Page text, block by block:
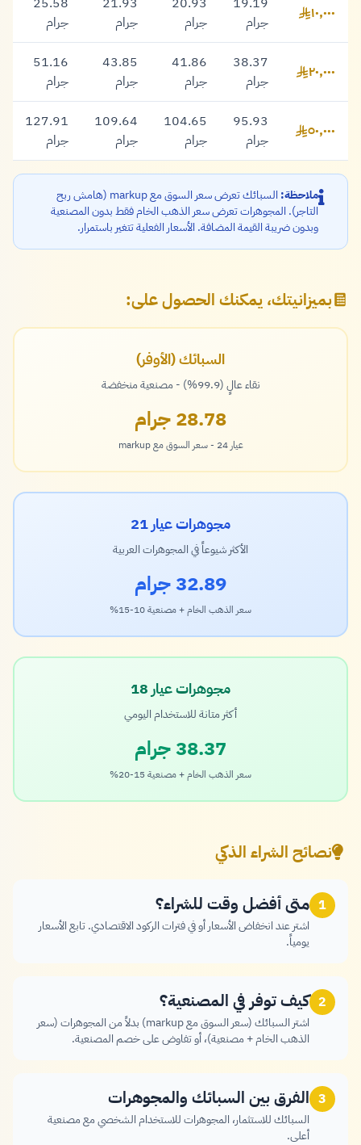
١٠,٠٠٠ ريال
١٠,٠٠٠
جرام
جرام
جرام
جرام
٢٠,٠٠٠ ريال
٢٠,٠٠٠
38.37
جرام
41.86
جرام
43.85
جرام
51.16
جرام
٥٠,٠٠٠ ريال
٥٠,٠٠٠
95.93
جرام
104.65
جرام
109.64
جرام
127.91
جرام
ملاحظة:
السبائك تعرض سعر السوق مع markup (هامش ربح
التاجر). المجوهرات تعرض سعر الذهب الخام فقط بدون المصنعية
وبدون ضريبة القيمة المضافة. الأسعار الفعلية تتغير باستمرار.
بميزانيتك، يمكنك الحصول على:
السبائك (الأوفر)
نقاء عالٍ (99.9%) - مصنعية منخفضة
28.78 جرام
عيار 24 - سعر السوق مع markup
مجوهرات عيار 21
الأكثر شيوعاً في المجوهرات العربية
32.89 جرام
سعر الذهب الخام + مصنعية 10-15%
مجوهرات عيار 18
أكثر متانة للاستخدام اليومي
38.37 جرام
سعر الذهب الخام + مصنعية 15-20%
نصائح الشراء الذكي
1 متى أفضل وقت للشراء؟
اشتر عند انخفاض الأسعار أو في فترات الركود الاقتصادي. تابع الأسعار
يومياً.
2 كيف توفر في المصنعية؟
اشتر السبائك (سعر السوق مع markup) بدلاً من المجوهرات (سعر
الذهب الخام + مصنعية)، أو تفاوض على خصم المصنعية.
3 الفرق بين السبائك والمجوهرات
السبائك للاستثمار، المجوهرات للاستخدام الشخصي مع مصنعية
أعلى.